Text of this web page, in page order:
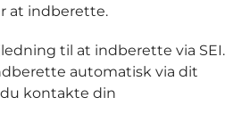
at indberette.
til at indberette via SEI.
automatisk via dit
kontakte din